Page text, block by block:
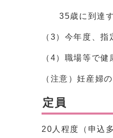
35歳に到達す
（3）今年度、
（4）職場等で
（注意）妊産婦
定員
20人程度（申込